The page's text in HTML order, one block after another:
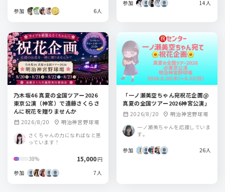
参加 6人
参加 14人
乃木坂46 真夏の全国ツアー2026
東京公演（神宮）で遠藤さくらさ
んに祝花を贈りませんか
calendar_month 2026/8/20 location_on 明治神宮野球場
さくちゃんの力になればなと思
っています！
38% 15,000円
参加
7人
「一ノ瀬美空ちゃん宛祝花企画@
真夏の全国ツアー2026神宮公演」
calendar_month 2026/8/20 location_on 明治神宮野球場
一ノ瀬美ちゃんを応援していま
す。
参加 26人